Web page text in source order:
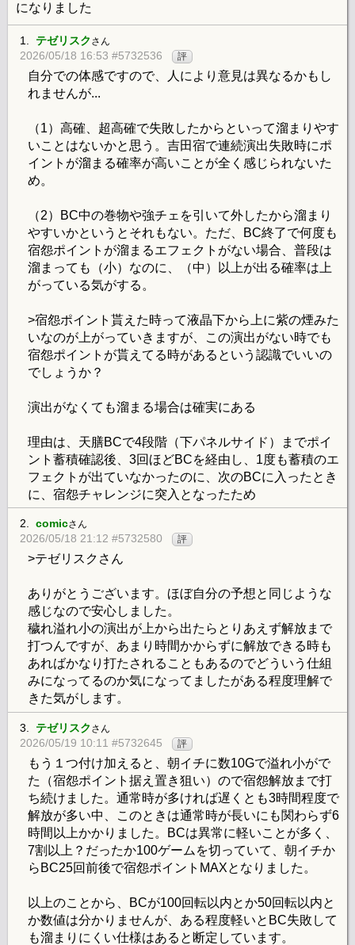
になりました
1. テゼリスク さん
2026/05/18 16:53 #5732536 評
自分での体感ですので、人により意見は異なるかもし
れませんが...
（1）高確、超高確で失敗したからといって溜まりやす
いことはないかと思う。吉田宿で連続演出失敗時にポ
イントが溜まる確率が高いことが全く感じられないた
め。
（2）BC中の巻物や強チェを引いて外したから溜まり
やすいかというとそれもない。ただ、BC終了で何度も
宿怨ポイントが溜まるエフェクトがない場合、普段は
溜まっても（小）なのに、（中）以上が出る確率は上
がっている気がする。
>宿怨ポイント貰えた時って液晶下から上に紫の煙みた
いなのが上がっていきますが、この演出がない時でも
宿怨ポイントが貰えてる時があるという認識でいいの
でしょうか？
演出がなくても溜まる場合は確実にある
理由は、天膳BCで4段階（下パネルサイド）までポイ
ント蓄積確認後、3回ほどBCを経由し、1度も蓄積のエ
フェクトが出ていなかったのに、次のBCに入ったとき
に、宿怨チャレンジに突入となったため
2. comicさん
2026/05/18 21:12 #5732580 評
>テゼリスクさん
ありがとうございます。ほぼ自分の予想と同じような
感じなので安心しました。
穢れ溢れ小の演出が上から出たらとりあえず解放まで
打つんですが、あまり時間かからずに解放できる時も
あればかなり打たされることもあるのでどういう仕組
みになってるのか気になってましたがある程度理解で
きた気がします。
3. テゼリスク さん
2026/05/19 10:11 #5732645 評
もう１つ付け加えると、朝イチに数10Gで溢れ小がで
た（宿怨ポイント据え置き狙い）ので宿怨解放まで打
ち続けました。通常時が多ければ遅くとも3時間程度で
解放が多い中、このときは通常時が長いにも関わらず6
時間以上かかりました。BCは異常に軽いことが多く、
7割以上？だったか100ゲームを切っていて、朝イチか
らBC25回前後で宿怨ポイントMAXとなりました。
以上のことから、BCが100回転以内とか50回転以内と
か数値は分かりませんが、ある程度軽いとBC失敗して
も溜まりにくい仕様はあると断定しています。